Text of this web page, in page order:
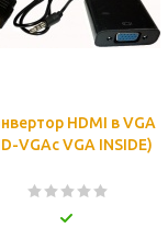
HDMI в VGA
VGAc VGA INSIDE)